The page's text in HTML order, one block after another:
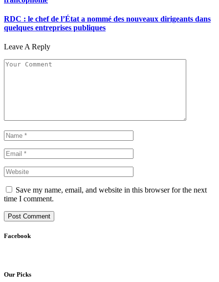
RDC : le chef de l’État a nommé des nouveaux dirigeants dans
quelques entreprises publiques
Leave A Reply
Save my name, email, and website in this browser for the next
time I comment.
Facebook
Our Picks